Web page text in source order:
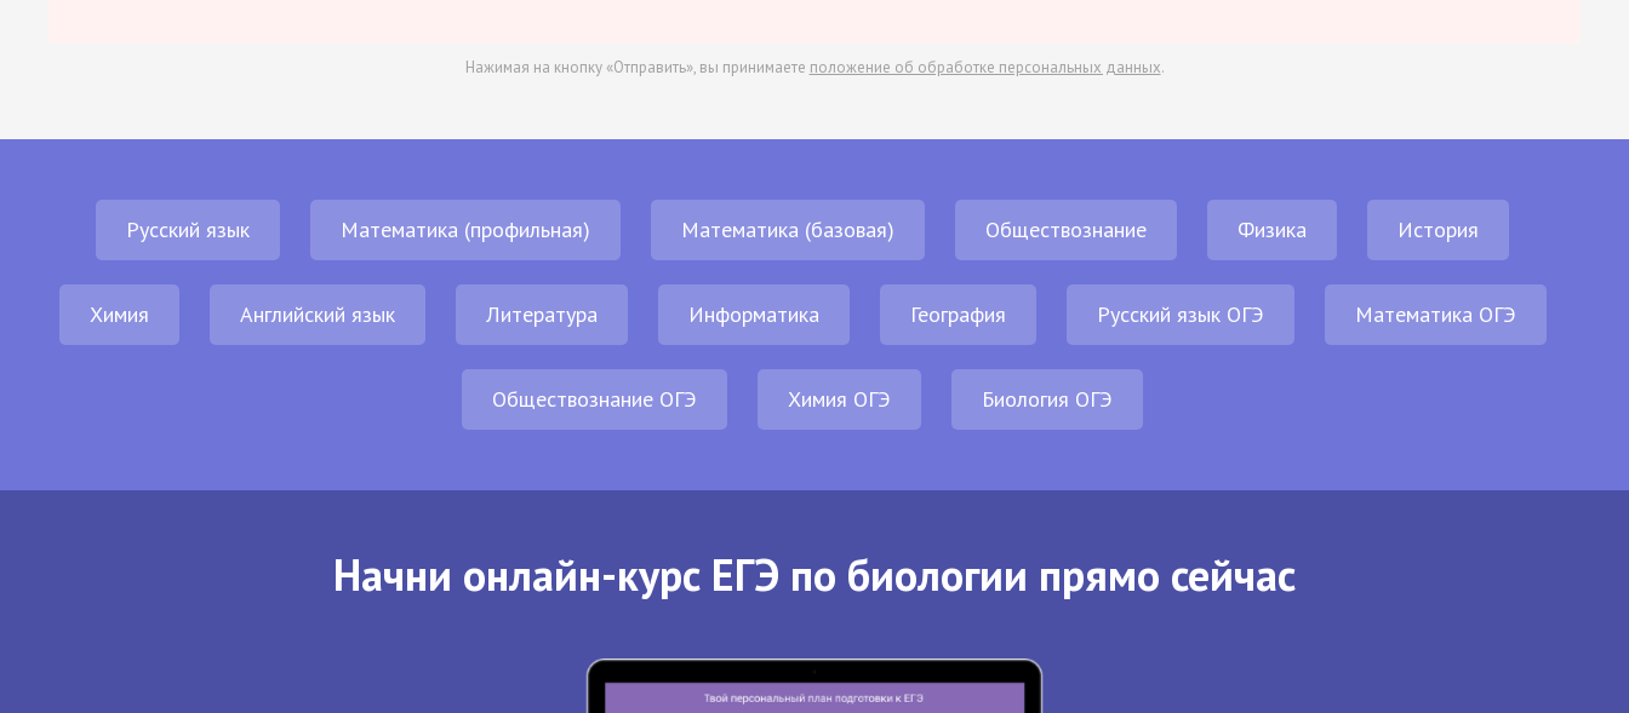
Нажимая на кнопку «Отправить», вы принимаете положение об обработке персональных данных.
Русский язык Математика (профильная) Математика (базовая) Обществознание Физика История
Химия Английский язык Литература Информатика География Русский язык ОГЭ Математика ОГЭ
Обществознание ОГЭ Химия ОГЭ Биология ОГЭ
Начни онлайн-курс ЕГЭ по биологии прямо сейчас